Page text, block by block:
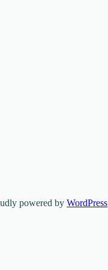
powered byWordPress